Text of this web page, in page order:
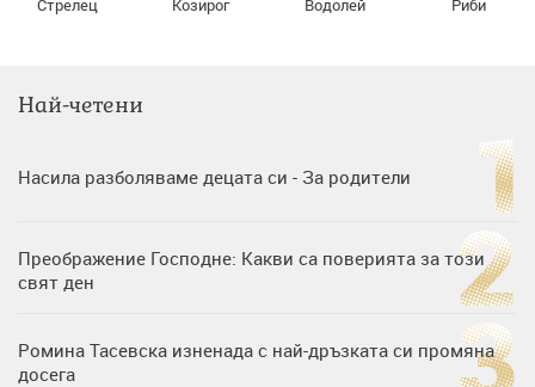
Стрелец Козирог Водолей Риби
Най-четени
Насила разболяваме децата си - За родители
Преображение Господне: Какви са поверията за този
свят ден
Ромина Тасевска изненада с най-дръзката си промяна
досега